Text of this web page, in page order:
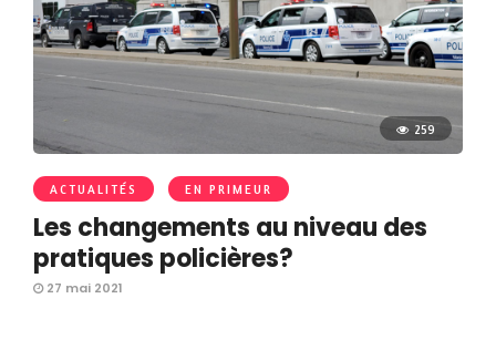
259
ACTUALITÉS EN PRIMEUR
Les changements au niveau des
pratiques policières?
27 mai 2021